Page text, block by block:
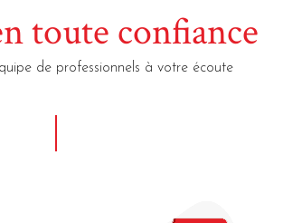
toute confiance
de professionnels à votre écoute